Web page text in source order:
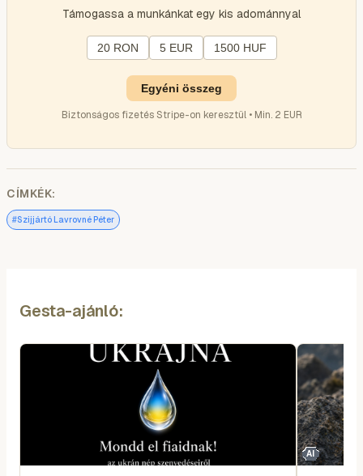
Támogassa a munkánkat egy kis adománnyal
20 RON 5 EUR 1500 HUF
Egyéni összeg
Biztonságos fizetés Stripe-on keresztül • Min. 2 EUR
CÍMKÉK:
#Szijjártó Lavrovné Péter
Gesta-ajánló:
AI